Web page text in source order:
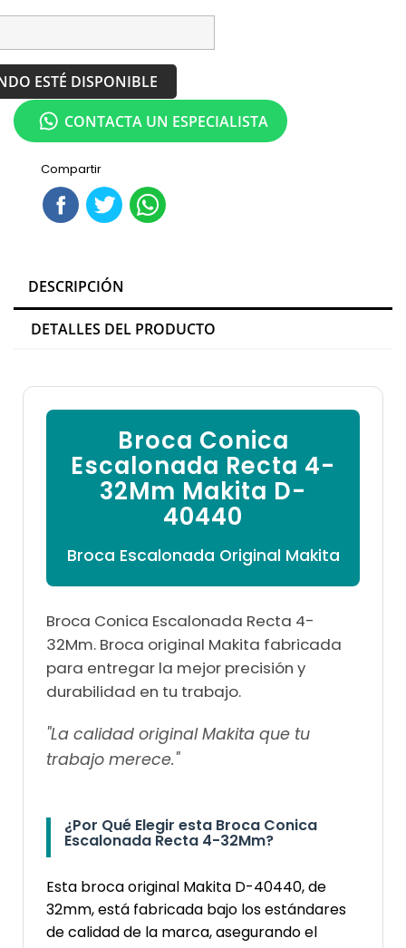
ESTÉ DISPONIBLE
Compartir
CONTACTA UN ESPECIALISTA
DESCRIPCIÓN
DETALLES DEL PRODUCTO
Broca Conica
Escalonada Recta 4-
32Mm Makita D-
40440
Broca Escalonada Original Makita
Broca Conica Escalonada Recta 4-
32Mm. Broca original Makita fabricada
para entregar la mejor precisión y
durabilidad en tu trabajo.
"La calidad original Makita que tu
trabajo merece."
¿Por Qué Elegir esta Broca Conica
Escalonada Recta 4-32Mm?
Esta broca original Makita D-40440, de
32mm, está fabricada bajo los estándares
de calidad de la marca, asegurando el